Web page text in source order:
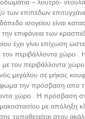
– λουτρό-
των επιπέδων
ισογείου είναι
επιφάνεια των
έχει γίνει επίχωση
τον περιβάλλοντα χώρο .
τον περιβάλλοντα χώρο
μεγάλου σε μήκος
την πρόσβαση απο
χώρο . Η πρόσβαση
με απόληξη
τοποθετείται στον